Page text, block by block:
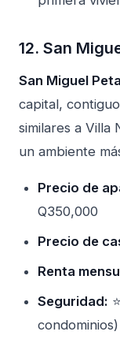
12. San
San Miguel
capital,
similares a Villa
un ambiente
Precio de
Q350,000
Precio de
Renta
Seguridad:
condominios)